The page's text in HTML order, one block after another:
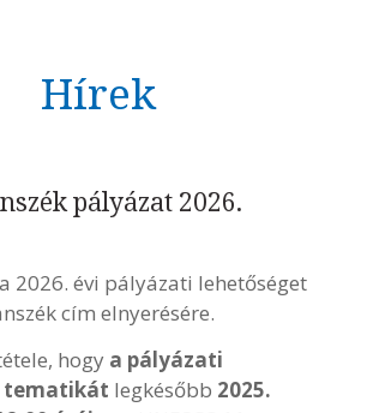
Hírek
pályázat 2026.
2026. évi pályázati lehetőséget
cím elnyerésére.
hogy a pályázati
tematikát legkésőbb 2025.